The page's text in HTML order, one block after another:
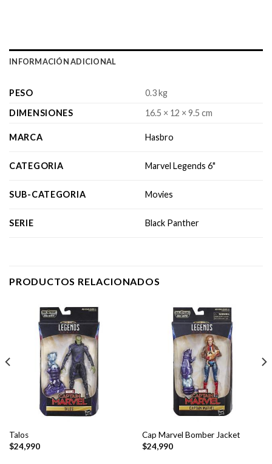
INFORMACIÓN ADICIONAL
PESO
0.3 kg
DIMENSIONES
16.5 × 12 × 9.5 cm
MARCA Hasbro
CATEGORIA Marvel Legends 6"
SUB-CATEGORIA Movies
SERIE Black Panther
PRODUCTOS RELACIONADOS
Talos
$24,990
Cap Marvel Bomber Jacket
$24,990